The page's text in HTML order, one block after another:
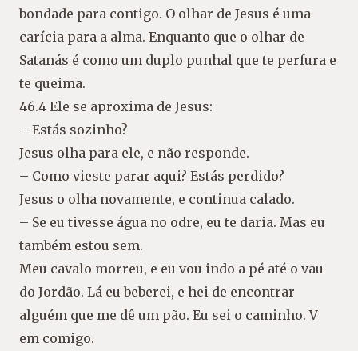
bondade para contigo. O olhar de Jesus é uma
carícia para a alma. Enquanto que o olhar de
Satanás é como um duplo punhal que te perfura e
te queima.
46.4 Ele se aproxima de Jesus:
– Estás sozinho?
Jesus olha para ele, e não responde.
– Como vieste parar aqui? Estás perdido?
Jesus o olha novamente, e continua calado.
– Se eu tivesse água no odre, eu te daria. Mas eu
também estou sem.
Meu cavalo morreu, e eu vou indo a pé até o vau
do Jordão. Lá eu beberei, e hei de encontrar
alguém que me dê um pão. Eu sei o caminho. V
em comigo.